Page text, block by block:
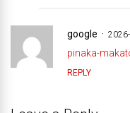
google
pinaka-
REPLY